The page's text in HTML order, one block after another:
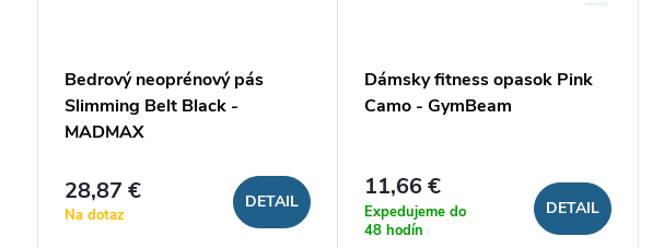
Bedrový neoprénový pás
Slimming Belt Black -
MADMAX
28,87 €
Na dotaz
DETAIL
Dámsky fitness opasok Pink
Camo - GymBeam
11,66 €
Expedujeme do
48 hodín
DETAIL